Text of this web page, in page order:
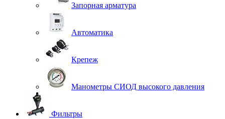
Запорная арматура
Автоматика
Крепеж
Манометры СИОД высокого давления
Фильтры